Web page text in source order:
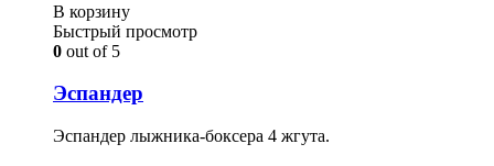
В корзину
Быстрый просмотр
0 out of 5
Эспандер
Эспандер лыжника-боксера 4 жгута.